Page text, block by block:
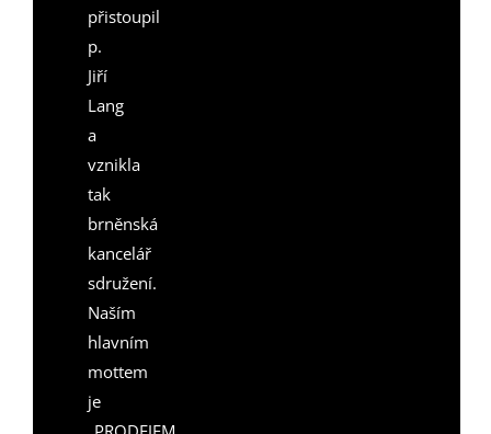
přistoupil
p.
Jiří
Lang
a
vznikla
tak
brněnská
kancelář
sdružení.
Naším
hlavním
mottem
je